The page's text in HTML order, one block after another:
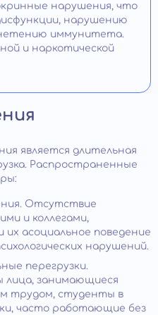
нарушения, что
нарушению
иммунитета.
и наркотической
является длительная
Распространенные
Отсутствие
и коллегами,
их асоциальное поведение
нарушений.
перегрузки.
занимающиеся
трудом, студенты в
часто работающие без